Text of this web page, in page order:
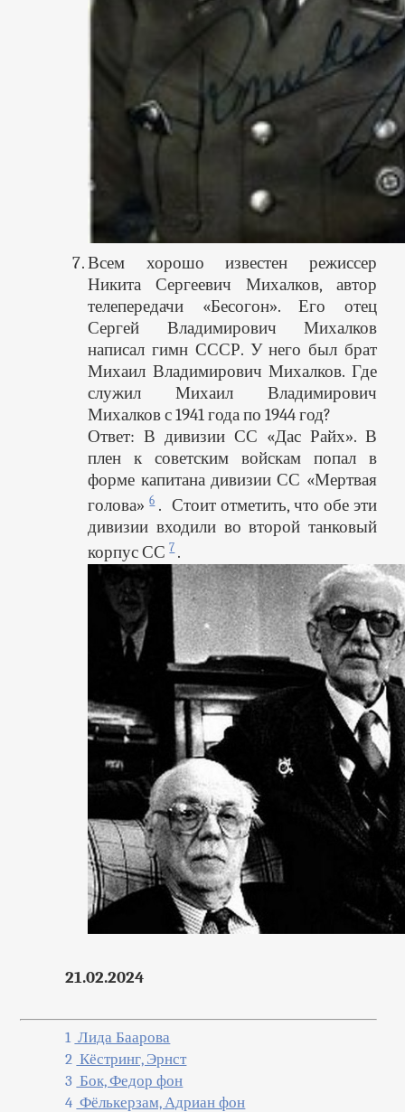
Всем хорошо известен режиссер
Никита Сергеевич Михалков, автор
телепередачи «Бесогон». Его отец
Сергей Владимирович Михалков
написал гимн СССР. У него был брат
Михаил Владимирович Михалков. Где
служил Михаил Владимирович
Михалков с 1941 года по 1944 год?
Ответ: В дивизии СС «Дас Райх». В
плен к советским войскам попал в
форме капитана дивизии СС «Мертвая
голова»6 . Стоит отметить, что обе эти
дивизии входили во второй танковый
корпус СС7 .
21.02.2024
1 Лида Баарова
2 Кёстринг, Эрнст
3 Бок, Федор фон
4 Фёлькерзам, Адриан фон